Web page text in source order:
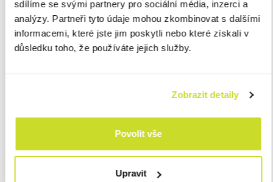
sdílíme se svými partnery pro sociální média, inzerci a
analýzy. Partneři tyto údaje mohou zkombinovat s dalšími
informacemi, které jste jim poskytli nebo které získali v
důsledku toho, že používáte jejich služby.
Zobrazit detaily
Povolit vše
Upravit
Dne 21. 4. bude spuštěno první kolo přihlášek do programu
COVID Praha určeného pro živnostníky a malé a střední
podnikatele na území hlavního města Prahy. Program
který na podporu pražských podnikatelů alokoval 600 mil. Kč.
Program poskytne záruky v celkovém objemu 1,9 mld. Kč a
mil. Kč a 80 % jistiny, doba ručení 3 roky, finanční příspěvek na
úhradu úroků až do výše 1 mil. Kč).